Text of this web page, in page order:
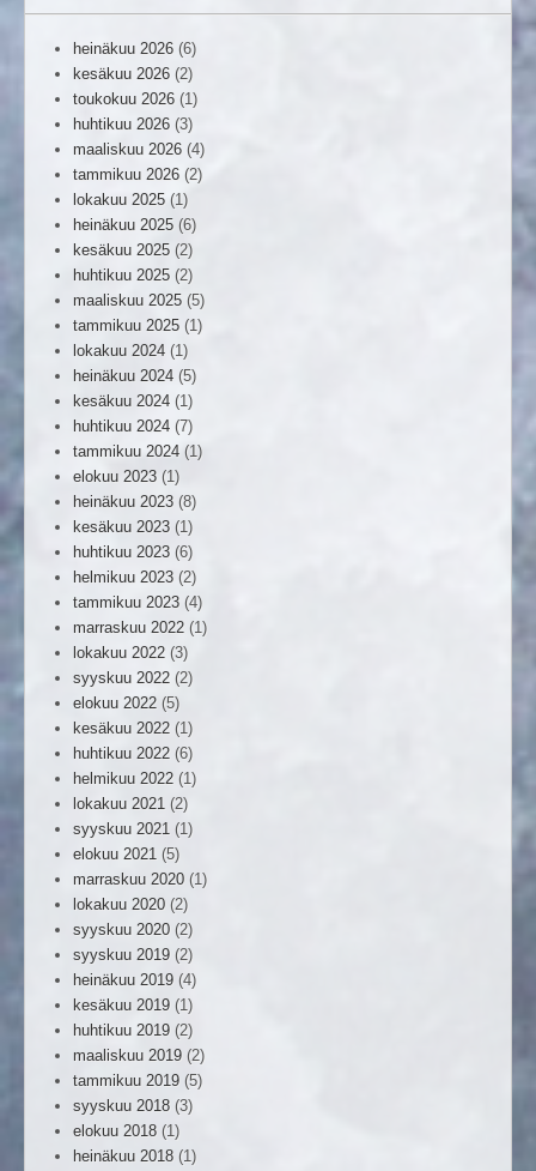
heinäkuu 2026 (6)
kesäkuu 2026 (2)
toukokuu 2026 (1)
huhtikuu 2026 (3)
maaliskuu 2026 (4)
tammikuu 2026 (2)
lokakuu 2025 (1)
heinäkuu 2025 (6)
kesäkuu 2025 (2)
huhtikuu 2025 (2)
maaliskuu 2025 (5)
tammikuu 2025 (1)
lokakuu 2024 (1)
heinäkuu 2024 (5)
kesäkuu 2024 (1)
huhtikuu 2024 (7)
tammikuu 2024 (1)
elokuu 2023 (1)
heinäkuu 2023 (8)
kesäkuu 2023 (1)
huhtikuu 2023 (6)
helmikuu 2023 (2)
tammikuu 2023 (4)
marraskuu 2022 (1)
lokakuu 2022 (3)
syyskuu 2022 (2)
elokuu 2022 (5)
kesäkuu 2022 (1)
huhtikuu 2022 (6)
helmikuu 2022 (1)
lokakuu 2021 (2)
syyskuu 2021 (1)
elokuu 2021 (5)
marraskuu 2020 (1)
lokakuu 2020 (2)
syyskuu 2020 (2)
syyskuu 2019 (2)
heinäkuu 2019 (4)
kesäkuu 2019 (1)
huhtikuu 2019 (2)
maaliskuu 2019 (2)
tammikuu 2019 (5)
syyskuu 2018 (3)
elokuu 2018 (1)
heinäkuu 2018 (1)